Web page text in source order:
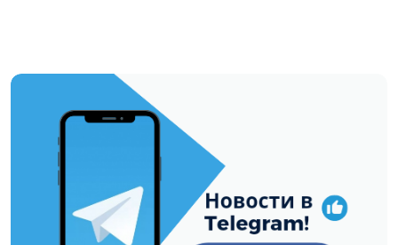
https://t.me/minskctvby